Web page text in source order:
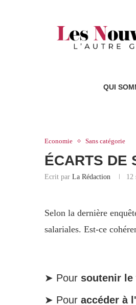
QUI
Economie Sans catégorie
ÉCARTS DE
Ecrit par La Rédaction 12
Selon la dernière
salariales. Est-ce
➤ Pour soutenir le
➤ Pour accéder à